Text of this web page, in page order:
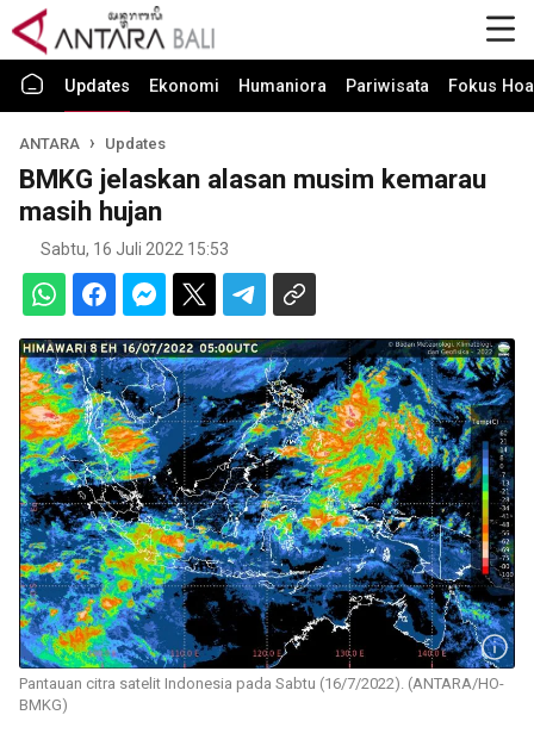
Updates Ekonomi Humaniora Pariwisata Fokus
ANTARA Updates
BMKG jelaskan alasan musim kemarau
masih hujan
Sabtu, 16 Juli 2022 15:53
Pantauan citra satelit Indonesia pada Sabtu (16/7/2022). (ANTARA/HO-
BMKG)